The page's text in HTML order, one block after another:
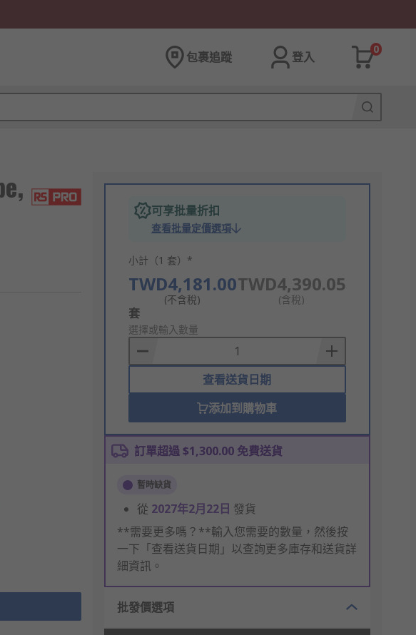
包裹追蹤 登入
0
可享批量折扣
查看批量定價選項
小計（1 套）*
TWD4,181.00
(不含稅)
TWD4,390.05
(含稅)
Add
to
Basket
套
選擇或輸入數量
查看送貨日期
添加到購物車
訂單超過 $1,300.00 免費送貨
暫時缺貨
從 2027年2月22日 發貨
**需要更多嗎？**輸入您需要的數量，然後按
一下「查看送貨日期」以查詢更多庫存和送貨詳
細資訊。
批發價選項